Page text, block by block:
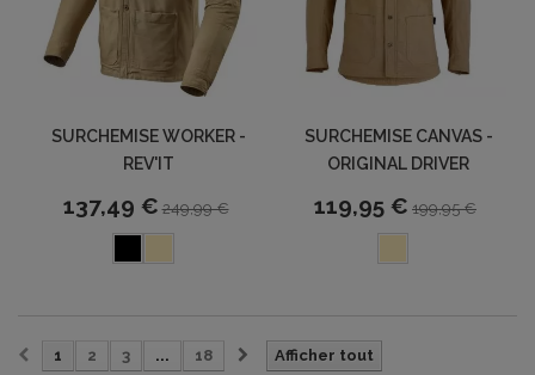
SURCHEMISE WORKER -
REV'IT
137,49 € 249,99 €
SURCHEMISE CANVAS -
ORIGINAL DRIVER
119,95 € 199,95 €
Afficher tout
1 2 3 ... 18